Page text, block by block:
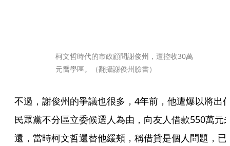
柯文哲時代的市政顧問謝俊州，遭控收30萬
元喬學區。（翻攝謝俊州臉書）
不過，謝俊州的爭議也很多，4年前，他遭爆以將出
民眾黨不分區立委候選人為由，向友人借款550萬元
還，當時柯文哲還替他緩頰，稱借貸是個人問題，已